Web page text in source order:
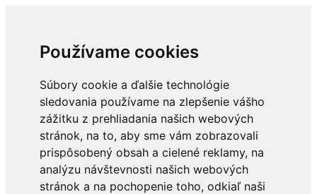
Používame cookies
Súbory cookie a ďalšie technológie
sledovania používame na zlepšenie vášho
zážitku z prehliadania našich webových
stránok, na to, aby sme vám zobrazovali
prispôsobený obsah a cielené reklamy, na
analýzu návštevnosti našich webových
stránok a na pochopenie toho, odkiaľ naši